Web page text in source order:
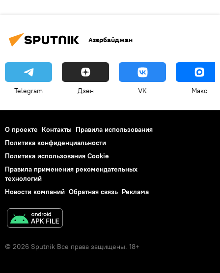
Азербайджан
Telegram Дзен VK Макс
О проекте Контакты Правила использования
Политика конфиденциальности
Политика использования Cookie
Правила применения рекомендательных
технологий
Новости компаний Обратная связь Реклама
© 2026 Sputnik Все права защищены. 18+